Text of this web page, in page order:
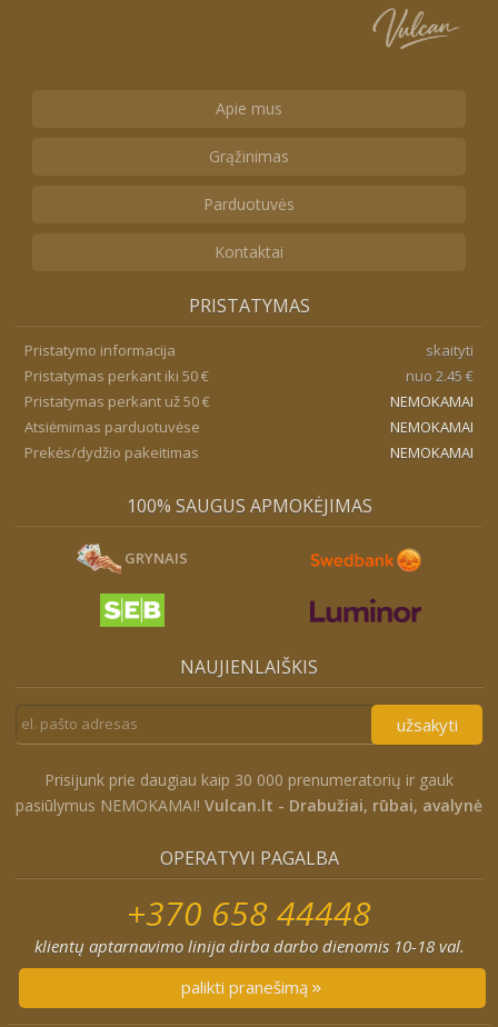
Apie mus
Grąžinimas
Parduotuvės
Kontaktai
PRISTATYMAS
Pristatymo informacija
skaityti
Pristatymas perkant iki 50 €
nuo 2.45 €
Pristatymas perkant už 50 €
NEMOKAMAI
Atsiėmimas parduotuvėse
NEMOKAMAI
Prekės/dydžio pakeitimas
NEMOKAMAI
100% SAUGUS APMOKĖJIMAS
GRYNAIS
NAUJIENLAIŠKIS
užsakyti
Prisijunk prie daugiau kaip 30 000 prenumeratorių ir gauk
pasiūlymus NEMOKAMAI! Vulcan.lt - Drabužiai, rūbai, avalynė
OPERATYVI PAGALBA
+370 658 44448
klientų aptarnavimo linija dirba darbo dienomis 10-18 val.
palikti pranešimą